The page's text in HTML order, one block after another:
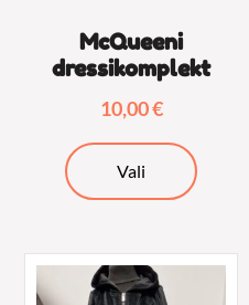
McQueeni
dressikomplekt
10,00€
Vali
tootel
varianti.